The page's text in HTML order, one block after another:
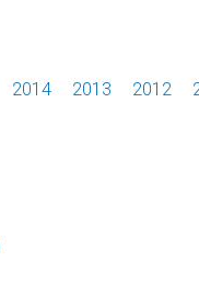
2014 2013 2012